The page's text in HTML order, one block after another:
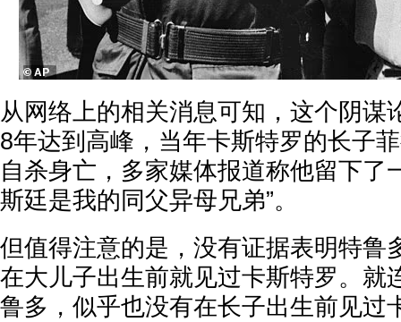
从网络上的相关消息可知，这个阴谋
8年达到高峰，当年卡斯特罗的长子
自杀身亡，多家媒体报道称他留下了
斯廷是我的同父异母兄弟”。
但值得注意的是，没有证据表明特鲁
在大儿子出生前就见过卡斯特罗。就
鲁多，似乎也没有在长子出生前见过